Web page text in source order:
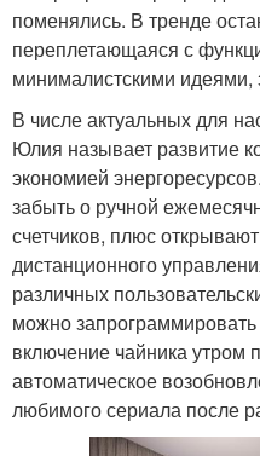
поменялись. В тренде
переплетающаяся с
минималистскими идеями,
В числе актуальных для
Юлия называет развитие
экономией
забыть о ручной
счетчиков, плюс
дистанционного
различных
можно
включение чайника утром
автоматическое
любимого сериала после